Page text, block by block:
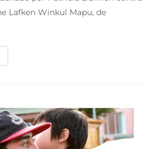
Lafken Winkul Mapu, de